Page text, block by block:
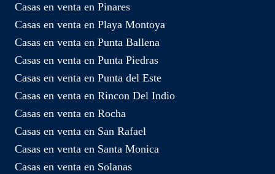
Casas en venta en Pinares
Casas en venta en Playa Montoya
Casas en venta en Punta Ballena
Casas en venta en Punta Piedras
Casas en venta en Punta del Este
Casas en venta en Rincon Del Indio
Casas en venta en Rocha
Casas en venta en San Rafael
Casas en venta en Santa Monica
Casas en venta en Solanas